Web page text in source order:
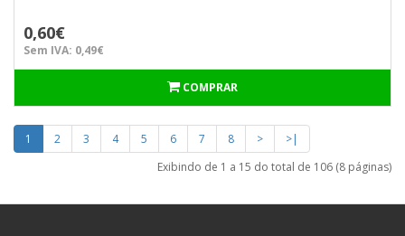
0,60€
Sem IVA: 0,49€
COMPRAR
1 2 3 4 5 6 7 8 >
>|
Exibindo de 1 a 15 do total de 106 (8 páginas)